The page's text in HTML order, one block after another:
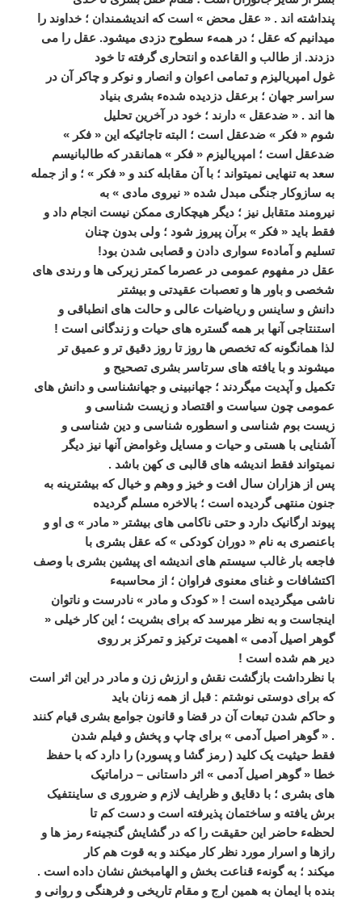
پنداشته اند . « عقل محض » است که انديشمندان ؛ خداوند را
ميدانيم که عقل ؛ در ھمهء سطوح دزدی ميشود. عقل را می
دزدند. از طالب و القاعده و انتحاری گرفته تا خود
غول امپرياليزم و تمامی اعوان و انصار و نوکر و چاکر آن در
سراسر جھان ؛ برعقل دزديده شدهء بشری بنياد
ھا اند . « ضدعقل » دارند ؛ خود در آخرين تحليل
شوم « فکر » ضدعقل است ؛ البته تاجائيکه اين « فکر »
ضدعقل است ؛ امپرياليزم « فکر » ھمانقدر که طالبانيسم
سعد به تنھايی نميتواند ؛ با آن مقابله کند و « فکر » ؛ و از جمله
به سازوکار جنگی مبدل شده « نيروی مادی » به
نيرومند متقابل نيز ؛ ديگر ھيچکاری ممکن نيست انجام داد و
فقط بايد « فکر » برآن پيروز شود ؛ ولی بدون چنان
تسليم و آمادهء سواری دادن و قصابی شدن بود!
عقل در مفھوم عمومی در عصرما کمتر زيرکی ھا و رندی ھای
شخصی و باور ھا و تعصبات عقيدتی و بيشتر
دانش و ساينس و رياضيات عالی و حالت ھای انطباقی و
استنتاجی آنھا بر ھمه گستره ھای حيات و زندگانی است !
لذا ھمانگونه که تخصص ھا روز تا روز دقيق تر و عميق تر
ميشوند و با يافته ھای سرتاسر بشری تصحيح و
تکميل و آپديت ميگردند ؛ جھانبينی و جھانشناسی و دانش ھای
عمومی چون سياست و اقتصاد و زيست شناسی و
زيست بوم شناسی و اسطوره شناسی و دين شناسی و
آشنايی با ھستی و حيات و مسايل وغوامض آنھا نيز ديگر
نميتواند فقط انديشه ھای قالبی ی کھن باشد .
پس از ھزاران سال افت و خيز و وھم و خيال که بيشترينه به
جنون منتھی گرديده است ؛ بالاخره مسلم گرديده
پيوند ارگانيک دارد و حتی ناکامی ھای بيشتر « مادر » ی او و
باعنصری به نام « دوران کودکی » که عقل بشری با
فاجعه بار غالب سيستم ھای انديشه ای پيشين بشری با وصف
اکتشافات و غنای معنوی فراوان ؛ از محاسبهء
ناشی ميگرديده است ! « کودک و مادر » نادرست و ناتوان
اينجاست و به نظر ميرسد که برای بشريت ؛ اين کار خيلی «
گوھر اصيل آدمی » اھميت ترکيز و تمرکز بر روی
دير ھم شده است !
با نظرداشت بازگشت نقش و ارزش زن و مادر در اين اثر است
که برای دوستی نوشتم : قبل از ھمه زنان بايد
و حاکم شدن تبعات آن در قضا و قانون جوامع بشری قيام کنند
. « گوھر اصيل آدمی » برای چاپ و پخش و فيلم شدن
فقط حيثيت يک کليد ( رمز گشا و پسورد) را دارد که با حفظ
خطا « گوھر اصيل آدمی » اثر داستانی – دراماتيک
ھای بشری ؛ با دقايق و ظرايف لازم و ضروری ی ساينتفيک
برش يافته و ساختمان پذيرفته است و دست کم تا
لحظهء حاضر اين حقيقت را که در گشايش گنجينهء رمز ھا و
رازھا و اسرار مورد نظر کار ميکند و به قوت ھم کار
ميکند ؛ به گونهء قناعت بخش و الھامبخش نشان داده است .
بنده با ايمان به ھمين ارج و مقام تاريخی و فرھنگی و روانی و